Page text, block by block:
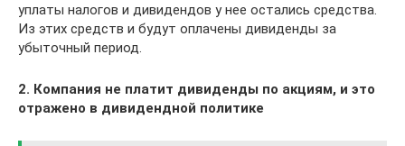
уплаты налогов и дивидендов у нее остались средства.
Из этих средств и будут оплачены дивиденды за
убыточный период.
2. Компания не платит дивиденды по акциям, и это
отражено в дивидендной политике